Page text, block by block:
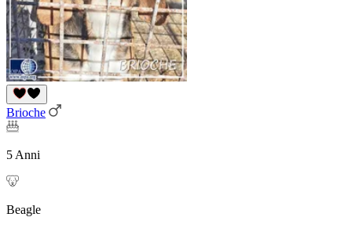
Brioche
5 Anni
Beagle